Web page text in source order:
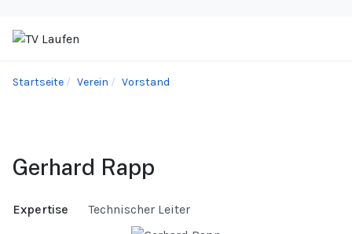
Startseite Verein Vorstand
Gerhard Rapp
Expertise Technischer Leiter